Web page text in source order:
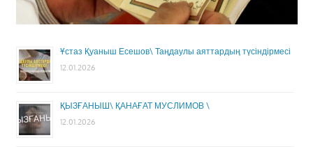
Ұстаз Қуаныш Есешов\ Таңдаулы аяттардың түсіндірмесі
12.01.2026
ҚЫЗҒАНЫШ\ ҚАНАҒАТ МУСЛИМОВ \
12.01.2026